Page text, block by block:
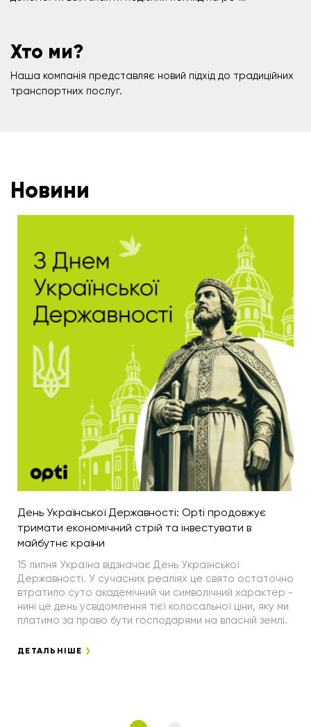
Хто ми?
Наша компанія представляє новий підхід до традиційних
транспортних послуг.
Новини
День Української Державності: Opti продовжує
тримати економічний стрій та інвестувати в
майбутнє країни
15 липня Україна відзначає День Української
Державності. У сучасних реаліях це свято остаточно
втратило суто академічний чи символічний характер -
нині це день усвідомлення тієї колосальної ціни, яку ми
платимо за право бути господарями на власній землі.
ДЕТАЛЬНІШЕ